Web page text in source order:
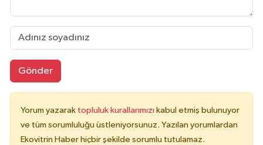
Gönder
Yorum yazarak topluluk kurallarımızı kabul etmiş bulunuyor
ve tüm sorumluluğu üstleniyorsunuz. Yazılan yorumlardan
Ekovitrin Haber hiçbir şekilde sorumlu tutulamaz.